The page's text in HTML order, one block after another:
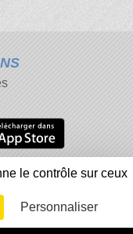
cookies
inapproprié
Connexion
le contrôle sur ceux
Personnaliser